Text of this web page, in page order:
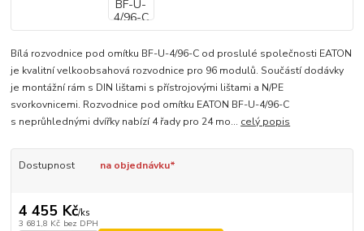
Bílá rozvodnice pod omítku BF-U-4/96-C od proslulé společnosti EATON
je kvalitní velkoobsahová rozvodnice pro 96 modulů. Součástí dodávky
je montážní rám s DIN lištami s přístrojovými lištami a N/PE
svorkovnicemi. Rozvodnice pod omítku EATON BF-U-4/96-C
s neprůhlednými dvířky nabízí 4 řady pro 24 mo... celý popis
Dostupnost na objednávku*
4 455 Kč/ks
3 681,8 Kč bez DPH